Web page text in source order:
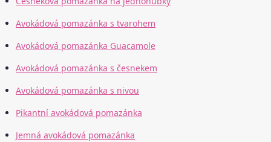
Avokádová pomazánka s tvarohem
Avokádová pomazánka Guacamole
Avokádová pomazánka s česnekem
Avokádová pomazánka s nivou
Pikantní avokádová pomazánka
Jemná avokádová pomazánka